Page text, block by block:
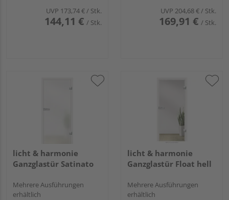
UVP 173,74 €/ Stk.
144,11 € / Stk.
UVP 204,68 €/ Stk.
169,91 € / Stk.
licht & harmonie
Ganzglastür Satinato
Mehrere Ausführungen
erhältlich
licht & harmonie
Ganzglastür Float hell
Mehrere Ausführungen
erhältlich